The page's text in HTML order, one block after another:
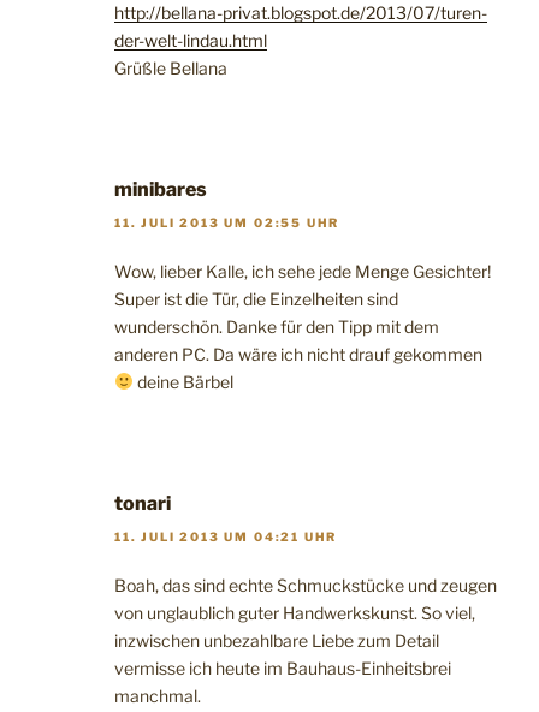
http://bellana-privat.blogspot.de/2013/07/turen-
der-welt-lindau.html
Grüßle Bellana
minibares
11. JULI 2013 UM 02:55 UHR
Wow, lieber Kalle, ich sehe jede Menge Gesichter!
Super ist die Tür, die Einzelheiten sind
wunderschön. Danke für den Tipp mit dem
anderen PC. Da wäre ich nicht drauf gekommen
deine Bärbel
tonari
11. JULI 2013 UM 04:21 UHR
Boah, das sind echte Schmuckstücke und zeugen
von unglaublich guter Handwerkskunst. So viel,
inzwischen unbezahlbare Liebe zum Detail
vermisse ich heute im Bauhaus-Einheitsbrei
manchmal.